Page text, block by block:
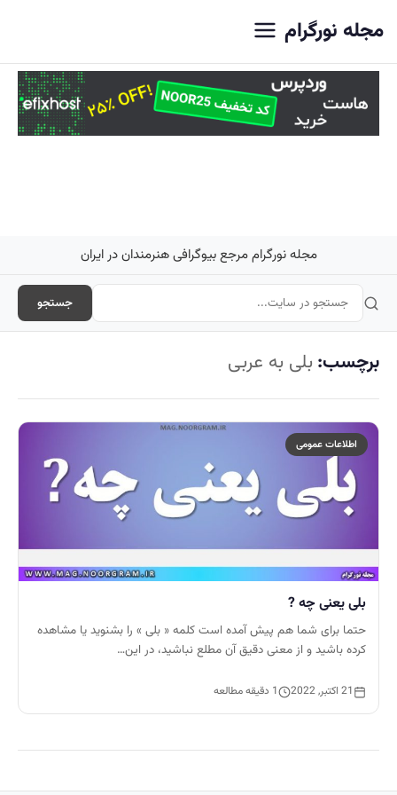
مجله نورگرام
مجله نورگرام مرجع بیوگرافی هنرمندان در ایران
جستجو
برچسب: بلی به عربی
اطلاعات عمومی
بلی یعنی چه ?
حتما برای شما هم پیش آمده است کلمه « بلی » را بشنوید یا مشاهده
کرده باشید و از معنی دقیق آن مطلع نباشید، در این…
21 اکتبر, 2022 1 دقیقه مطالعه